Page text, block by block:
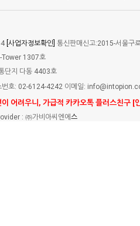
[사업자정보확인] 통신판매신고:2015-서울구
Tower 1307호
단지 다동 4403호
번호: 02-6124-4242 이메일:
어려우니, 가급적 카카오톡 플러스친구 [
: ㈜가비아씨엔에 스